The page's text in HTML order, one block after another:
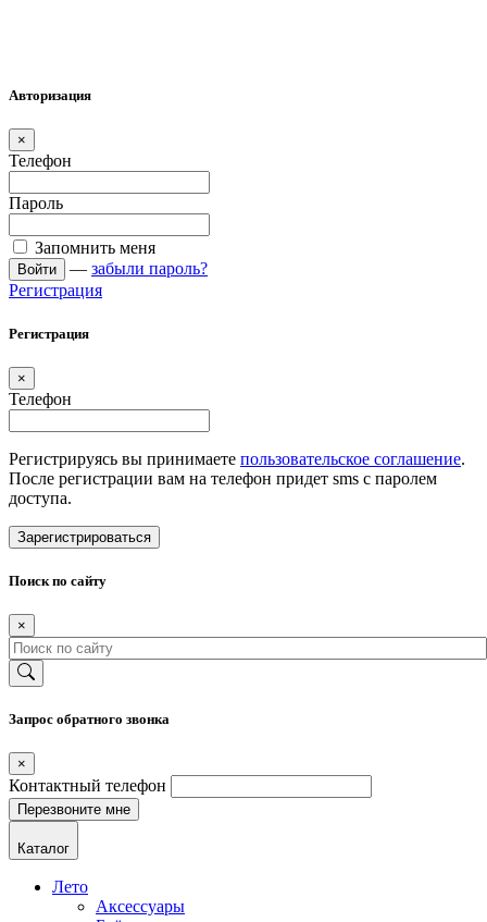
Авторизация
×
Телефон
Пароль
Запомнить меня
Войти — забыли пароль?
Регистрация
Регистрация
×
Телефон
Регистрируясь вы принимаете пользовательское соглашение.
После регистрации вам на телефон придет sms с паролем
доступа.
Зарегистрироваться
Поиск по сайту
×
Запрос обратного звонка
×
Контактный телефон
Каталог
Лето
Аксессуары